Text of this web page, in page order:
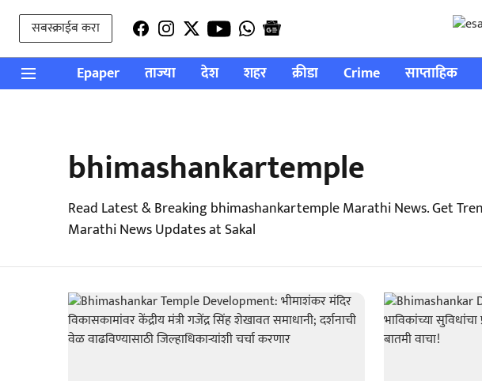
सबस्क्राईब करा
Epaper ताज्या देश शहर क्रीडा Crime साप्ताहिक
bhimashankartemple
Read Latest & Breaking bhimashankartemple Marathi News. Get
Marathi News Updates at Sakal